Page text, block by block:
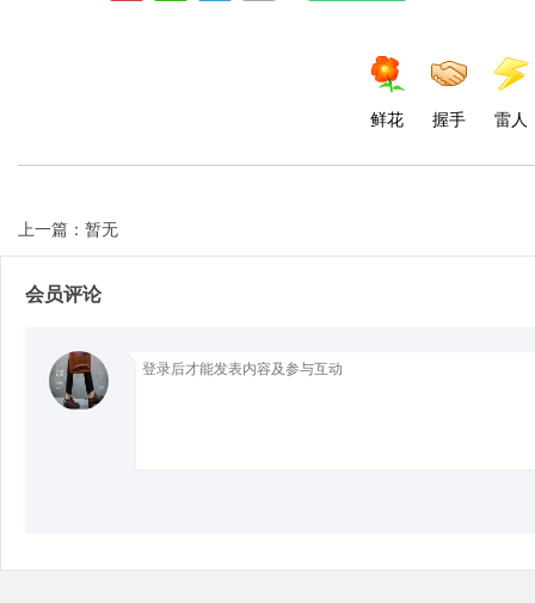
鲜花 握手 雷人
上一篇：暂无
会员评论